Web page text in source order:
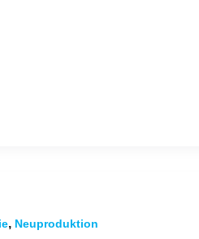
, Neuproduktion